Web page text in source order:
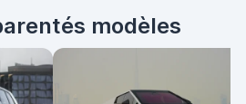
modèles